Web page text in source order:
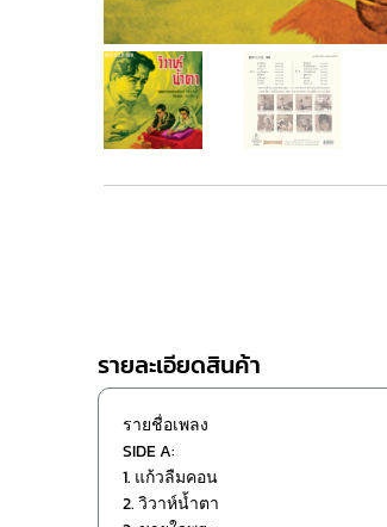
รายละเอียดสินค้า
รายชื่อเพลง
SIDE A:
1. แก้วลืมคอน
2. วิวาห์น้ำตา